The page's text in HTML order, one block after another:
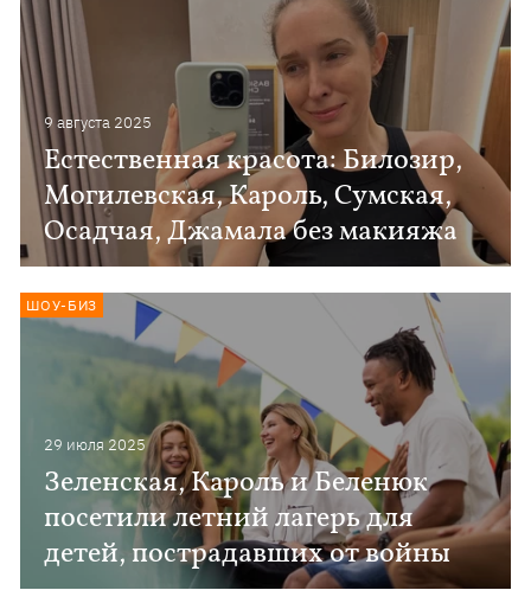
9 августа 2025
Естественная красота: Билозир,
Могилевская, Кароль, Сумская,
Осадчая, Джамала без макияжа
29 июля 2025
Зеленская, Кароль и Беленюк
посетили летний лагерь для
детей, пострадавших от войны
ШОУ-БИЗ